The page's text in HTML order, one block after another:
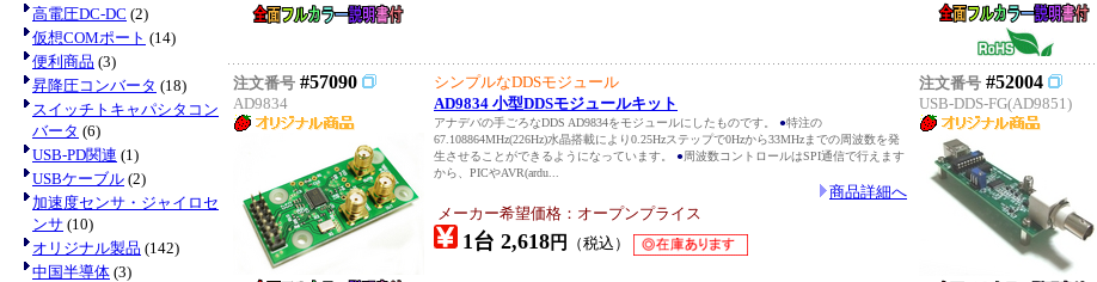
高電圧DC-DC (2)
仮想COMポート (14)
便利商品 (3)
昇降圧コンバータ (18)
スイッチトキャパシタコン
バータ (6)
USB-PD関連 (1)
USBケーブル (2)
加速度センサ・ジャイロセ
ンサ (10)
オリジナル製品 (142)
中国半導体 (3)
注文番号 #57090
AD9834
シンプルなDDSモジュール
AD9834 小型DDSモジュールキット
アナデバの手ごろなDDS AD9834をモジュールにしたものです。 ●特注の
67.108864MHz(226Hz)水晶搭載により0.25Hzステップで0Hzから33MHzまでの周波数を発
生させることができるようになっています。 ● 周波数コントロールはSPI通信で行えます
から、PICやAVR(ardu...
商品詳細へ
メーカー希望価格：オープンプライス
1台 2,618円 （税込）
注文番号 #52004
USB-DDS-FG(AD9851)